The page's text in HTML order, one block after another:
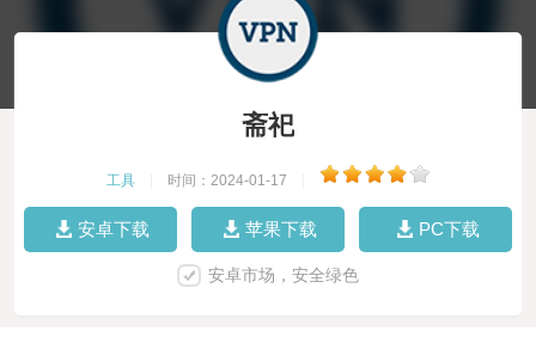
斋祀
工具 时间：2024-01-17
安卓下载 苹果下载 PC下载
安卓市场，安全绿色